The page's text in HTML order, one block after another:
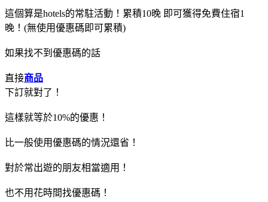
這個算是hotels的常駐活動！累積10晚 即可獲得免費住宿1
晚！(無使用優惠碼即可累積)
如果找不到優惠碼的話
直接商品
下訂就對了！
這樣就等於10%的優惠！
比一般使用優惠碼的情況還省！
對於常出遊的朋友相當適用！
也不用花時間找優惠碼！